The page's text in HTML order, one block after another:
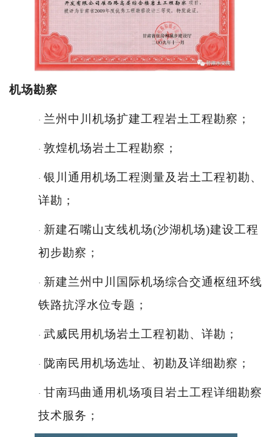
机场勘察
· 兰州中川机场扩建工程岩土工程勘察；
· 敦煌机场岩土工程勘察；
· 银川通用机场工程测量及岩土工程初勘、
详勘；
· 新建石嘴山支线机场(沙湖机场)建设工程
初步勘察；
· 新建兰州中川国际机场综合交通枢纽环线
铁路抗浮水位专题；
· 武威民用机场岩土工程初勘、详勘；
· 陇南民用机场选址、初勘及详细勘察；
· 甘南玛曲通用机场项目岩土工程详细勘察
技术服务；